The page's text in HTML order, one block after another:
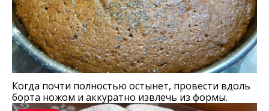
Когда почти полностью остынет, провести вдоль
борта ножом и аккуратно извлечь из формы.